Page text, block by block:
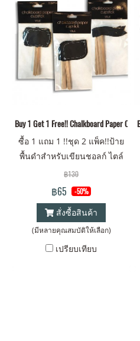
Buy 1 Get 1 Free!! Chalkboard Paper
ซื้อ 1 แถม 1 !!ชุด 2 แพ็ค!!ป้าย
พื้นดำสำหรับเขียนชอลก์ ไตล์
วินเทจ แบบปัก เซต 6 ชิ้น ( 2
แพ็ค)
฿130
฿65 -50%
สั่งซื้อสินค้า
(มีหลายคุณสมบัติให้เลือก)
เปรียบเทียบ